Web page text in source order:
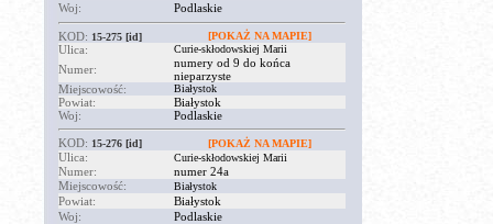
Woj:
Podlaskie
KOD: 15-275 [id] [POKAŻ NA MAPIE]
Ulica: Curie-skłodowskiej Marii
Numer:
numery od 9 do końca
nieparzyste
Miejscowość:
Białystok
Powiat:
Białystok
Woj:
Podlaskie
KOD: 15-276 [id] [POKAŻ NA MAPIE]
Ulica: Curie-skłodowskiej Marii
Numer:
numer 24a
Miejscowość:
Białystok
Powiat:
Białystok
Woj:
Podlaskie